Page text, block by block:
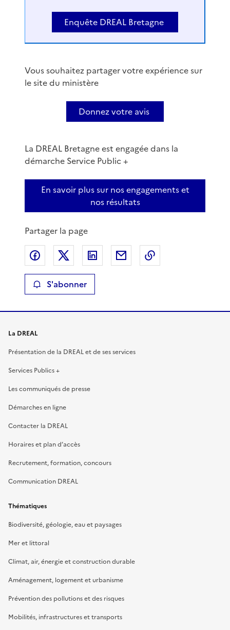
Enquête DREAL Bretagne
Vous souhaitez partager votre expérience sur
le site du ministère
Donnez votre avis
La DREAL Bretagne est engagée dans la
démarche Service Public +
En savoir plus sur nos engagements et
nos résultats
Partager la page
Partager sur Facebook
Partager sur XPartager sur LinkedIn
Partager par email
S'abonner
La DREAL
Présentation de la DREAL et de ses services
Services Publics +
Les communiqués de presse
Démarches en ligne
Contacter la DREAL
Horaires et plan d’accès
Recrutement, formation, concours
Communication DREAL
Thématiques
Biodiversité, géologie, eau et paysages
Mer et littoral
Climat, air, énergie et construction durable
Aménagement, logement et urbanisme
Prévention des pollutions et des risques
Mobilités, infrastructures et transports